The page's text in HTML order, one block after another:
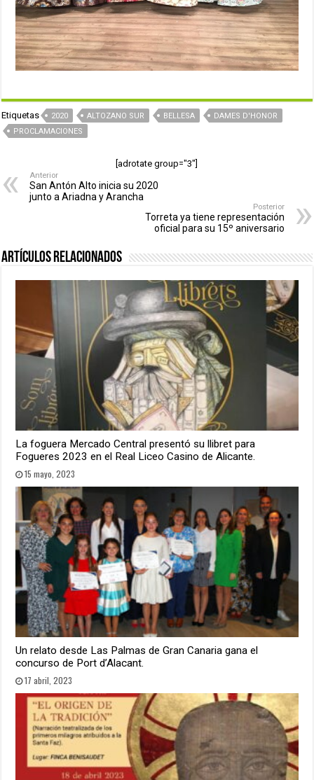
Etiquetas 2020 ALTOZANO SUR BELLESA
DAMES D'HONOR
PROCLAMACIONES
[adrotate group="3"]
Anterior
San Antón Alto inicia su 2020
junto a Ariadna y Arancha
Posterior
Torreta ya tiene representación
oficial para su 15º aniversario
Artículos relacionados
La foguera Mercado Central presentó su llibret para
Fogueres 2023 en el Real Liceo Casino de Alicante.
15 mayo, 2023
Un relato desde Las Palmas de Gran Canaria gana el
concurso de Port d’Alacant.
17 abril, 2023